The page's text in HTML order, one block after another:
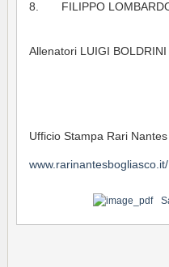
8. FILIPPO
Allenatori LUIGI BOLDRINI
Ufficio Stampa Rari
www.rarinantesbogliasco.it/